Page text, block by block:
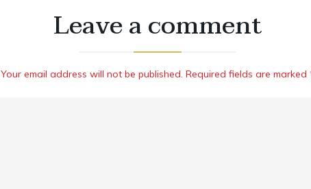
Leave a comment
Your email address will not be published. Required fields are marked